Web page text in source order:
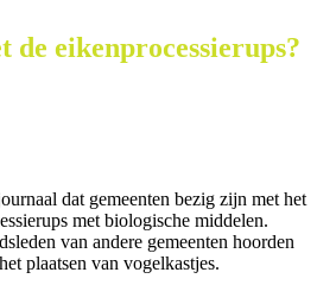
de eikenprocessierups?
dat gemeenten bezig zijn met het
met biologische middelen.
van andere gemeenten hoorden
plaatsen van vogelkastjes.